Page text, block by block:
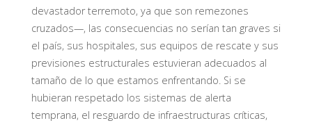
devastador terremoto, ya que son remezones
cruzados—, las consecuencias no serían tan graves si
el país, sus hospitales, sus equipos de rescate y sus
previsiones estructurales estuvieran adecuados al
tamaño de lo que estamos enfrentando. Si se
hubieran respetado los sistemas de alerta
temprana, el resguardo de infraestructuras críticas,